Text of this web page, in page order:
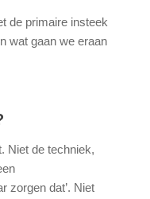
de primaire insteek
wat gaan we eraan
Niet de techniek,
zorgen dat’. Niet